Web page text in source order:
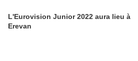
L'Eurovision Junior 2022 aura lieu à
Erevan